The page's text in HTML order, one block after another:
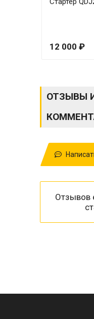
12 000 ₽
ОТЗЫВЫ
Отзывов